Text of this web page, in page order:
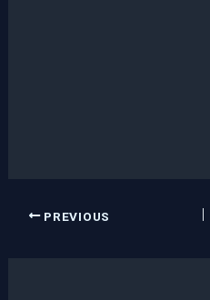
PREVIOUS